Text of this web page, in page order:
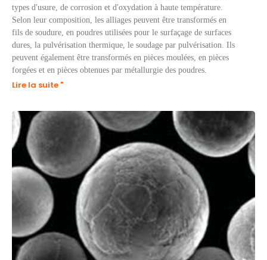
types d'usure, de corrosion et d'oxydation à haute température.
Selon leur composition, les alliages peuvent être transformés en
fils de soudure, en poudres utilisées pour le surfaçage de surfaces
dures, la pulvérisation thermique, le soudage par pulvérisation. Ils
peuvent également être transformés en pièces moulées, en pièces
forgées et en pièces obtenues par métallurgie des poudres.
Lire la suite "